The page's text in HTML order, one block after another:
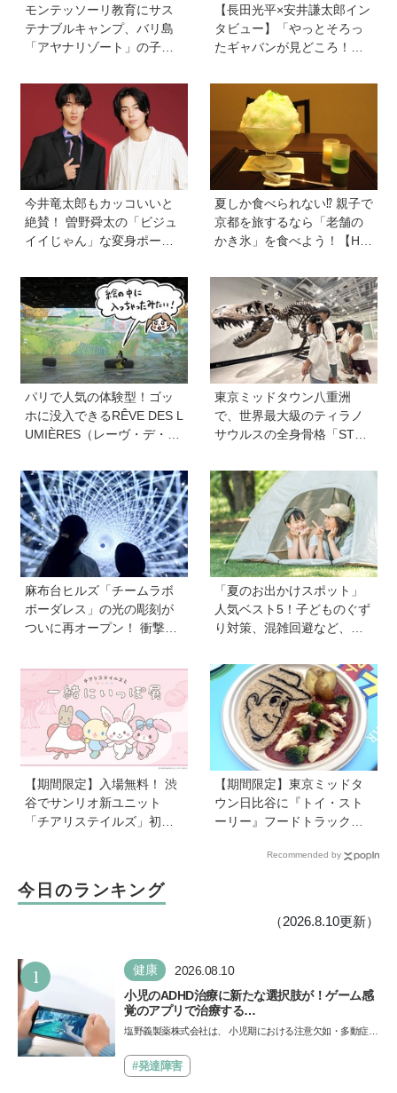
モンテッソーリ教育にサス
テナブルキャンプ、バリ島
「アヤナリゾート」の子ど
すぎる！ 家族でおすすめの
過ごし方とは
【長田光平×安井謙太郎イン
タビュー】「やっとそろっ
たギャバンが見どころ！」
インフィニティ 太陽が泣い
た日』
今井竜太郎もカッコいいと
絶賛！ 曽野舜太の「ビジュ
イイじゃん」な変身ポーズ
イダーゼッツ さよならのミ
ッション』】
夏しか食べられない⁉︎ 親子で
京都を旅するなら「老舗の
かき氷」を食べよう！【Hu
ワザ・裏ミチ徹底ガイド】
パリで人気の体験型！ゴッ
ホに没入できるRÊVE DES L
UMIÈRES（レーヴ・デ・リ
どもと一緒に大満喫してき
ました！【ゆる〜く楽しむ
美術案内】
東京ミッドタウン八重洲
で、世界最大級のティラノ
サウルスの全身骨格「STA
DS EXPO 2026 ダイナソー
ラボ」が開催中
麻布台ヒルズ「チームラボ
ボーダレス」の光の彫刻が
ついに再オープン！ 衝撃の
「宇宙の非対称性につい
て」も同時開催中
「夏のお出かけスポット」
人気ベスト5！子どものぐず
り対策、混雑回避など、お
1,217人に調査【HugKum総
研】
【期間限定】入場無料！ 渋
谷でサンリオ新ユニット
「チアリステイルズ」初の
【期間限定】東京ミッドタ
ウン日比谷に『トイ・スト
ーリー』フードトラックが
ろをチェックしてきました
Recommended by
今日のランキング
（2026.8.10更新）
1 健康 2026.08.10
小児のADHD治療に新たな選択肢が！ゲーム感
覚のアプリで治療する
「ENDEAVORRIDE®（エンデバーライド）」
塩野義製薬株式会社は、 小児期における注意欠如・多動症
リ「…
#発達障害